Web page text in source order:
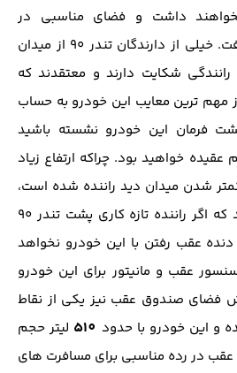
داشت و فضای مناسبی در
اختیارشان قرار خواهد گرفت. خیلی از دارندگان تندر ۹۰ از میدان
شکایت دارند و معتقدند که
دید عقب تندر ۹۰ از مهم ترین معایب این خودرو به حساب
فرمان این خودرو نشسته باشید
خواهید بود. چراکه ارتفاع زیاد
شدن میدان دید راننده شده است،
تا جایی که برخی معتقدند که اگر راننده تازه کاری پشت تندر ۹۰
دنده عقب رفتن با این خودرو نخواهد
عقب و مانیتور برای این خودرو
صندوق عقب نیز یکی از نقاط
510 لیتر حجم
در رده مناسبی برای مسافرت های